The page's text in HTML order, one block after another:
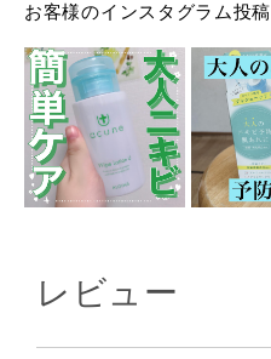
お客様のインスタグラム投稿
レビュー